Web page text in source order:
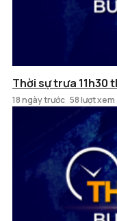
Thời sự trưa 11h30
18 ngày trước 58 lượt xem